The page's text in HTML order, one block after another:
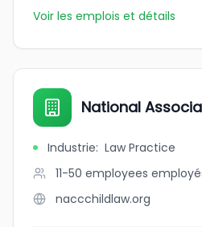
Voir les emplois et détails
National
Industrie: Law Practice
11-50 employees
naccchildlaw.org